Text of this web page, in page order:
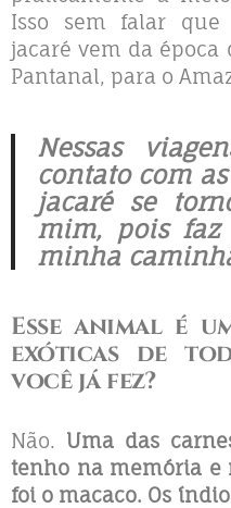
Isso sem falar
jacaré vem da
Pantanal, para o
Nessas
contato com
jacaré se
mim, pois
minha
Esse animal é
exóticas de
você já fez?
Não. Uma das
tenho na memória e
foi o macaco. Os